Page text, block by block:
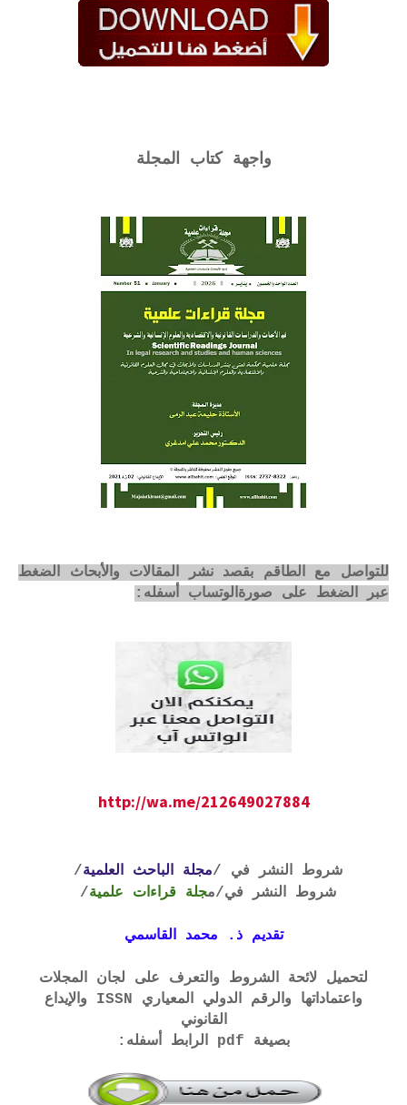
واجهة كتاب المجلة
للتواصل مع الطاقم بقصد نشر المقالات والأبحاث الضغط
عبر الضغط على صورةالوتساب أسفله:
http://wa.me/212649027884
شروط النشر في /مجلة الباحث العلمية/
شروط النشر في/مجلة قراءات علمية/
تقديم ذ. محمد القاسمي
لتحميل لائحة الشروط والتعرف على لجان المجلات
واعتماداتها والرقم الدولي المعياري ISSN والإيداع
القانوني
بصيغة pdf الرابط أسفله: